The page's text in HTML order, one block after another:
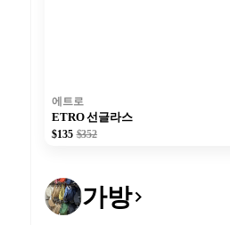
에트로
ETRO 선글라스
$135 $352
가방